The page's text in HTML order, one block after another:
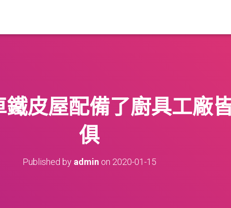
皮屋配備了廚具工廠
俱
Published by admin on 2020-01-15